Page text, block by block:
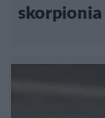
skorpionia